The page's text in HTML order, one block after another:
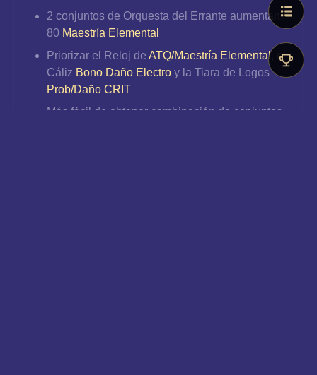
2 conjuntos de Orquesta del Errante aumentan
80 Maestría Elemental
Priorizar el Reloj de ATQ/Maestría Elemental, el
Cáliz Bono Daño Electro y la Tiara de Logos
Prob/Daño CRIT
Más fácil de obtener combinación de conjuntos